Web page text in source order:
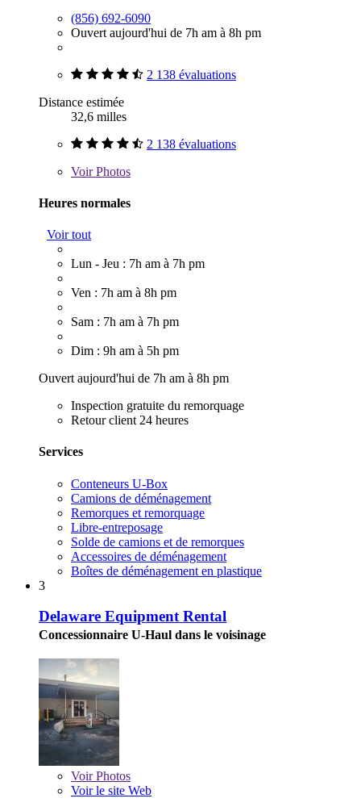
(856) 692-6090
Ouvert aujourd'hui de 7h am à 8h pm
2 138 évaluations
Distance estimée
32,6 milles
2 138 évaluations
VoirPhotos
Heures normales
Voir tout
Lun - Jeu : 7h am à 7h pm
Ven : 7h am à 8h pm
Sam : 7h am à 7h pm
Dim : 9h am à 5h pm
Ouvert aujourd'hui de 7h am à 8h pm
Inspection gratuite du remorquage
Retour client 24 heures
Services
Conteneurs U-Box
Camions de déménagement
Remorques et remorquage
Libre-entreposage
Solde de camions et de remorques
Accessoires de déménagement
Boîtes de déménagement en plastique
3
Delaware Equipment Rental
Concessionnaire U-Haul dans le voisinage
VoirPhotos
Voir le site Web